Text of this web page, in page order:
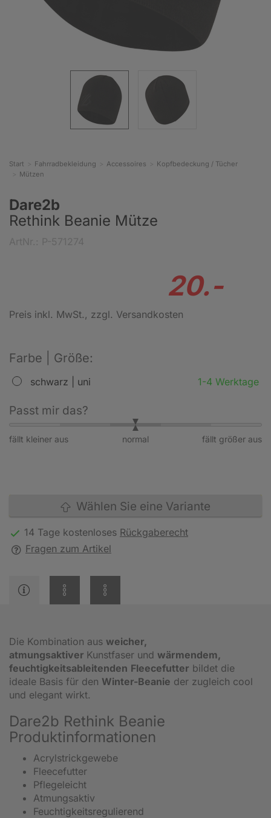
Start Fahrradbekleidung Accessoires
Kopfbedeckung / Tücher
Mützen
Dare2b
Rethink Beanie Mütze
20.-
Preis inkl. MwSt., zzgl. Versandkosten
Farbe | Größe:
schwarz | uni 1-4 Werktage
Passt mir das?
fällt kleiner aus fällt größer aus
normal
Wählen Sie eine Variante
14 Tage kostenloses Rückgaberecht
Fragen zum Artikel
Die Kombination aus weicher,
atmungsaktiver Kunstfaser und wärmendem,
feuchtigkeitsableitenden Fleecefutter bildet die
ideale Basis für den Winter-Beanie der zugleich cool
und elegant wirkt.
Dare2b Rethink Beanie
Produktinformationen
Acrylstrickgewebe
Fleecefutter
Pflegeleicht
Atmungsaktiv
Feuchtigkeitsregulierend